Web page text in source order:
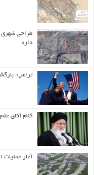
دارد
ترامپ:
کلام آقای
آغاز